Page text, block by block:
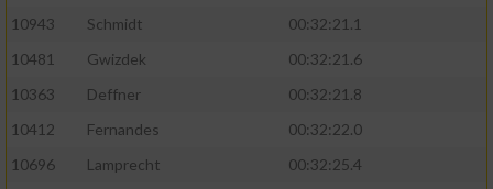
10943
Schmidt
00:32:21.1
10481
Gwizdek
00:32:21.6
10363
Deffner
00:32:21.8
10412
Fernandes
00:32:22.0
10696
Lamprecht
00:32:25.4
auf einem Endgerät
Verwendung reduzierter Daten zur Auswahl
von Werbeanzeigen
Erstellung von Profilen für personalisierte
Werbung